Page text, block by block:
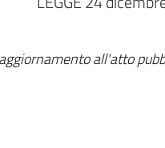
all'atto